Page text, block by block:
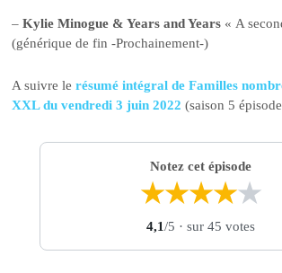
–Kylie Minogue & Years and Years « A
(générique de fin -Prochainement-)
A suivre lerésumé intégral de Familles
XXL du vendredi 3 juin 2022 (saison 5
Notez cet épisode
★★★★★
4,1/5 · sur 45 votes